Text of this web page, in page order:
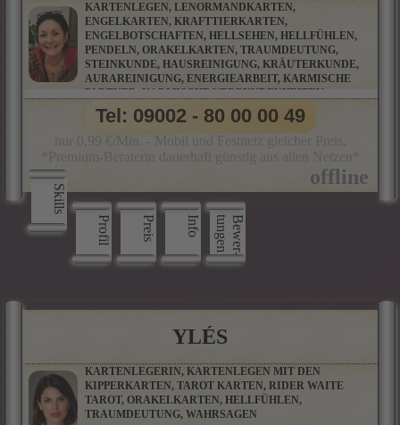
KARTENLEGEN, LENORMANDKARTEN,
ENGELKARTEN, KRAFTTIERKARTEN,
ENGELBOTSCHAFTEN, HELLSEHEN, HELLFÜHLEN,
PENDELN, ORAKELKARTEN, TRAUMDEUTUNG,
STEINKUNDE, HAUSREINIGUNG, KRÄUTERKUNDE,
AURAREINIGUNG, ENERGIEARBEIT, KARMISCHE
PARTNER, KARMISCHE VERBUNDENHEITEN,
KARMISCHE VERSTRICKUNGEN, MAGISCHE
RITUALE, RAUHNACHTSRITUALE
Skills
Profil
Preis Info B
e
w
e
r
­
t
u
n
g
e
n
Tel: 09002 - 80 00 00 49
YLÉS
KARTENLEGERIN, KARTENLEGEN MIT DEN
KIPPERKARTEN, TAROT KARTEN, RIDER WAITE
TAROT, ORAKELKARTEN, HELLFÜHLEN,
TRAUMDEUTUNG, WAHRSAGEN